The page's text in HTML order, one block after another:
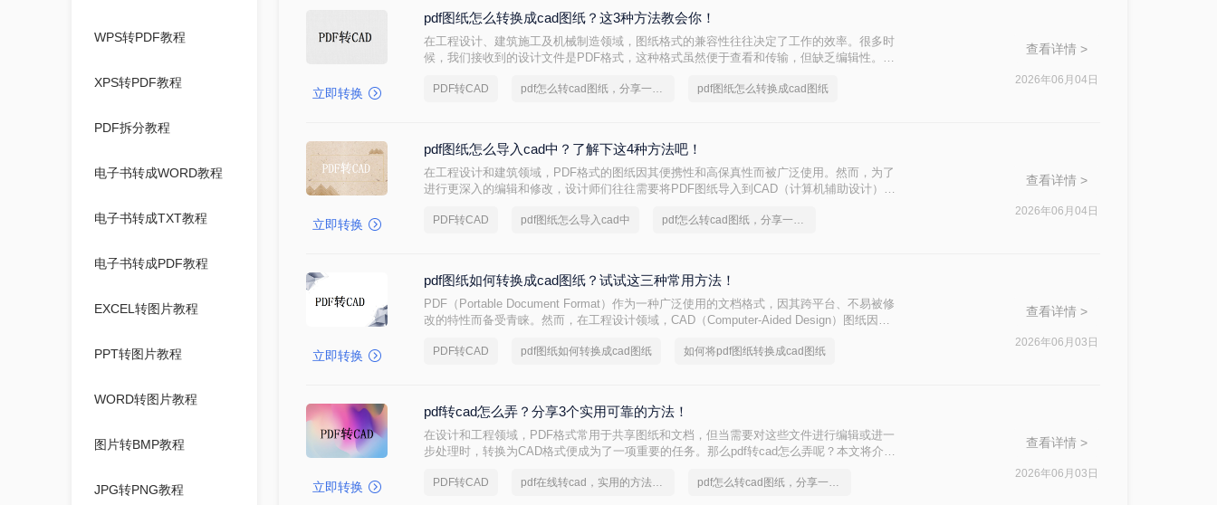
WPS转PDF教程
XPS转PDF教程
PDF拆分教程
电子书转成WORD教程
电子书转成TXT教程
电子书转成PDF教程
EXCEL转图片教程
PPT转图片教程
WORD转图片教程
图片转BMP教程
JPG转PNG教程
立即转换
pdf图纸怎么转换成cad图纸？这3种方法教会你！
在工程设计、建筑施工及机械制造领域，图纸格式的兼容性往往决定了工作的效率。很多时
候，我们接收到的设计文件是PDF格式，这种格式虽然便于查看和传输，但缺乏编辑性。当
转换成cad图纸”这一核心难题。
PDF转CAD pdf怎么转cad图纸，分享一种简单的方法 pdf图纸怎么转换成cad图纸
查看详情 >
2026年06月04日
立即转换
pdf图纸怎么导入cad中？了解下这4种方法吧！
在工程设计和建筑领域，PDF格式的图纸因其便携性和高保真性而被广泛使用。然而，为了
进行更深入的编辑和修改，设计师们往往需要将PDF图纸导入到CAD（计算机辅助设计）软
PDF转CAD pdf图纸怎么导入cad中 pdf怎么转cad图纸，分享一种简单的方法
查看详情 >
2026年06月04日
立即转换
pdf图纸如何转换成cad图纸？试试这三种常用方法！
PDF（Portable Document Format）作为一种广泛使用的文档格式，因其跨平台、不易被修
改的特性而备受青睐。然而，在工程设计领域，CAD（Computer-Aided Design）图纸因其
师的常见需求。那么pdf图纸如何转换成cad图纸呢？本文将介绍三种将PDF图纸转换成CAD
PDF转CAD pdf图纸如何转换成cad图纸 如何将pdf图纸转换成cad图纸
查看详情 >
2026年06月03日
立即转换
pdf转cad怎么弄？分享3个实用可靠的方法！
在设计和工程领域，PDF格式常用于共享图纸和文档，但当需要对这些文件进行编辑或进一
步处理时，转换为CAD格式便成为了一项重要的任务。那么pdf转cad怎么弄呢？本文将介绍
PDF转CAD pdf在线转cad，实用的方法来了 pdf怎么转cad图纸，分享一种简单的方法
查看详情 >
2026年06月03日